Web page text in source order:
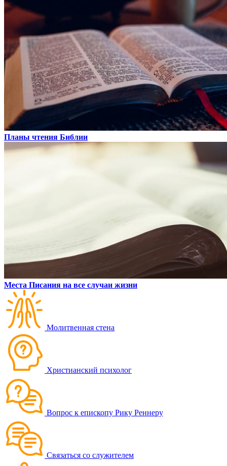
Планы чтения Библии
Места Писания на все случаи жизни
Молитвенная стена
Христианский психолог
Вопрос к епископу Рику Реннеру
Связаться со служителем